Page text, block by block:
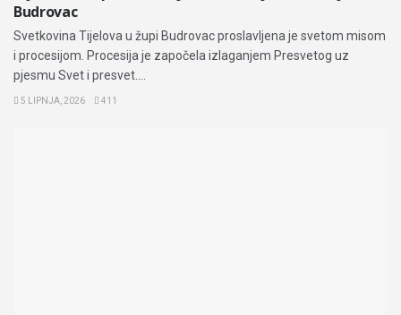
Budrovac
Svetkovina Tijelova u župi Budrovac proslavljena je svetom misom
i procesijom. Procesija je započela izlaganjem Presvetog uz
pjesmu Svet i presvet....
5 LIPNJA, 2026 411